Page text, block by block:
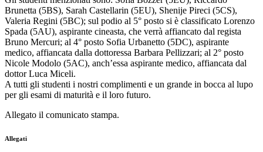
Brunetta (5BS), Sarah Castellarin (5EU), Shenije Pireci (5CS),
Valeria Regini (5BC); sul podio al 5° posto si è classificato Lorenzo
Spada (5AU), aspirante cineasta, che verrà affiancato dal regista
Bruno Mercuri; al 4° posto Sofia Urbanetto (5DC), aspirante
medico, affiancata dalla dottoressa Barbara Pellizzari; al 2° posto
Nicole Modolo (5AC), anch’essa aspirante medico, affiancata dal
dottor Luca Miceli.
A tutti gli studenti i nostri complimenti e un grande in bocca al lupo
per gli esami di maturità e il loro futuro.
Allegato il comunicato stampa.
Allegati